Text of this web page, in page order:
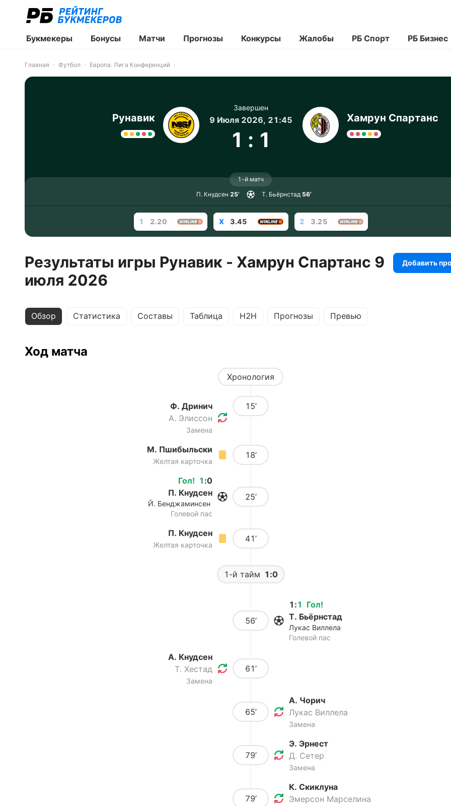
Букмекеры Бонусы Матчи Прогнозы Конкурсы Жалобы РБ Спорт РБ Бизнес
Главная Футбол Европа. Лига Конференций
Рунавик
Завершен
9 Июля 2026, 21:45
1 : 1
Хамрун Спартанс
1-й матч
П. Кнудсен 25’ Т. Бьёрнстад 56’
1 2.20 X 3.45 2 3.25
Результаты игры Рунавик - Хамрун Спартанс 9
июля 2026
Добавить
Обзор Статистика Составы Таблица H2H Прогнозы Превью
Ход матча
Хронология
Ф. Дринич
А. Элиссон
Замена
15’
М. Пшибыльски
Желтая карточка
18’
Гол! 1 :0
П. Кнудсен
Й. Бенджаминсен
Голевой пас
25’
П. Кнудсен
Желтая карточка
41’
1-й тайм 1:0
56’
Гол!
1 :1
Т. Бьёрнстад
Лукас Виллела
Голевой пас
А. Кнудсен
Т. Хестад
Замена
61’
65’
А. Чорич
Лукас Виллела
Замена
79’
Э. Эрнест
Д. Сетер
Замена
79’
К. Скиклуна
Эмерсон Марселина